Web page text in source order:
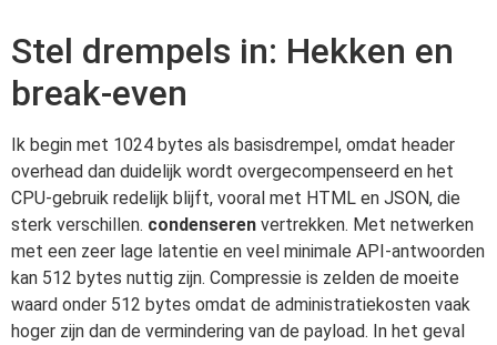
Stel drempels in: Hekken en
break-even
Ik begin met 1024 bytes als basisdrempel, omdat header
overhead dan duidelijk wordt overgecompenseerd en het
CPU-gebruik redelijk blijft, vooral met HTML en JSON, die
sterk verschillen. condenseren vertrekken. Met netwerken
met een zeer lage latentie en veel minimale API-antwoorden
kan 512 bytes nuttig zijn. Compressie is zelden de moeite
waard onder 512 bytes omdat de administratiekosten vaak
hoger zijn dan de vermindering van de payload. In het geval